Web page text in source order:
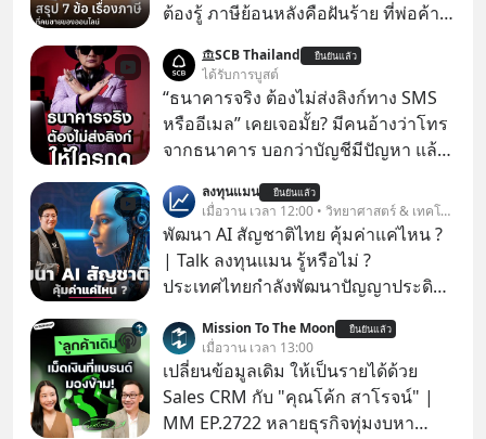
ต้องรู้ ภาษีย้อนหลังคือฝันร้าย ที่พ่อค้า
SCB Thailand ยืนยันแล้ว
ได้รับการบูสต์
“ธนาคารจริง ต้องไม่ส่งลิงก์ทาง SMS
หรืออีเมล” เคยเจอมั้ย? มีคนอ้างว่าโทร
จากธนาคาร บอกว่าบัญชีมีปัญหา แล้ว
ทันที มาฟัง “ป้าเก๋าเล่ากลโกง” เพื่อรู้ทัน
มุกหลอกลวงในคราบความน่าเชื่อถือ
กันค่ะ #แก้เกมกลโกง #ป้าเก๋าเล่ากล
โกง #LivesSustainably #อยู่อย่าง
#FraudEducation #FinancialLiteracy
#DigitalBankWithHumanTouch
ลงทุนแมน ยืนยันแล้ว
เมื่อวาน เวลา 12:00 • วิทยาศาสตร์ & เทคโนโลยี
พัฒนา AI สัญชาติไทย คุ้มค่าแค่ไหน ?
| Talk ลงทุนแมน รู้หรือไม่ ?
ประเทศไทยกำลังพัฒนาปัญญาประดิษฐ์
“ThaiLLM” เพื่อให้คนไทยมีโครงสร้าง
พื้นฐานด้าน AI ที่เข้าใจภาษาไทย และ
บริบททางสังคมไทยได้เป็นอย่างดี
คำถามคือ การลงมือพัฒนา AI ของ
Mission To The Moon ยืนยันแล้ว
เมื่อวาน เวลา 13:00
เปลี่ยนข้อมูลเดิม ให้เป็นรายได้ด้วย
Sales CRM กับ "คุณโค้ก สาโรจน์" |
MM EP.2722 หลายธุรกิจทุ่มงบหา